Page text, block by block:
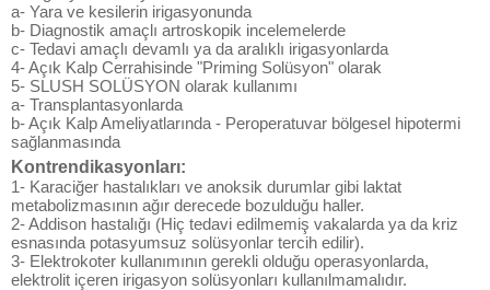
a- Yara ve kesilerin irigasyonunda
b- Diagnostik amaçlı artroskopik incelemelerde
c- Tedavi amaçlı devamlı ya da aralıklı irigasyonlarda
4- Açık Kalp Cerrahisinde "Priming Solüsyon" olarak
5- SLUSH SOLÜSYON olarak kullanımı
a- Transplantasyonlarda
b- Açık Kalp Ameliyatlarında - Peroperatuvar bölgesel hipotermi
sağlanmasında
Kontrendikasyonları:
1- Karaciğer hastalıkları ve anoksik durumlar gibi laktat
metabolizmasının ağır derecede bozulduğu haller.
2- Addison hastalığı (Hiç tedavi edilmemiş vakalarda ya da kriz
esnasında potasyumsuz solüsyonlar tercih edilir).
3- Elektrokoter kullanımının gerekli olduğu operasyonlarda,
elektrolit içeren irigasyon solüsyonları kullanılmamalıdır.